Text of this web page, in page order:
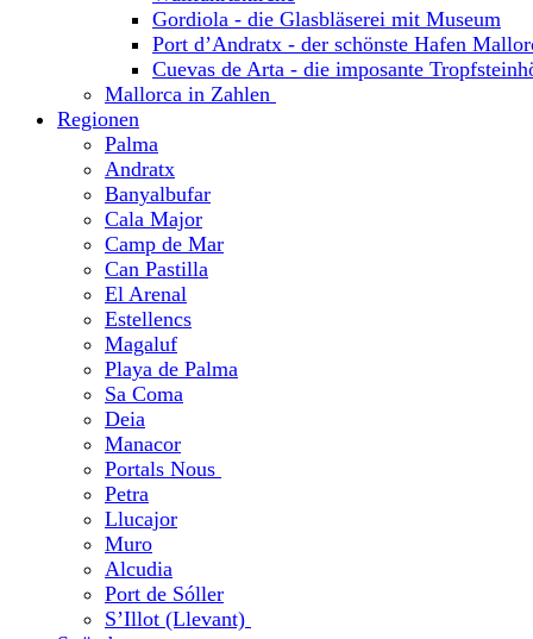
Gordiola - die Glasbläserei mit Museum
Port d’Andratx - der schönste Hafen
Cuevas de Arta - die imposante
Mallorca in Zahlen
Regionen
Palma
Andratx
Banyalbufar
Cala Major
Camp de Mar
Can Pastilla
El Arenal
Estellencs
Magaluf
Playa de Palma
Sa Coma
Deia
Manacor
Portals Nous
Petra
Llucajor
Muro
Alcudia
Port de Sóller
S’Illot (Llevant)